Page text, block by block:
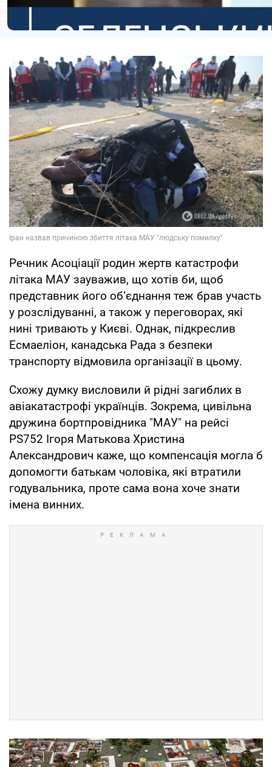
Речник Асоціації родин жертв катастрофи
літака МАУ зауважив, що хотів би, щоб
представник його об’єднання теж брав участь
у розслідуванні, а також у переговорах, які
нині тривають у Києві. Однак, підкреслив
Есмаеліон, канадська Рада з безпеки
транспорту відмовила організації в цьому.
Схожу думку висловили й рідні загиблих в
авіакатастрофі українців. Зокрема, цивільна
дружина бортпровідника "МАУ" на рейсі
PS752 Ігоря Матькова Христина
Александрович каже, що компенсація могла б
допомогти батькам чоловіка, які втратили
годувальника, проте сама вона хоче знати
імена винних.